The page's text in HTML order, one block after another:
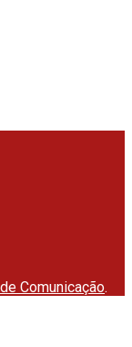
Comunicação.